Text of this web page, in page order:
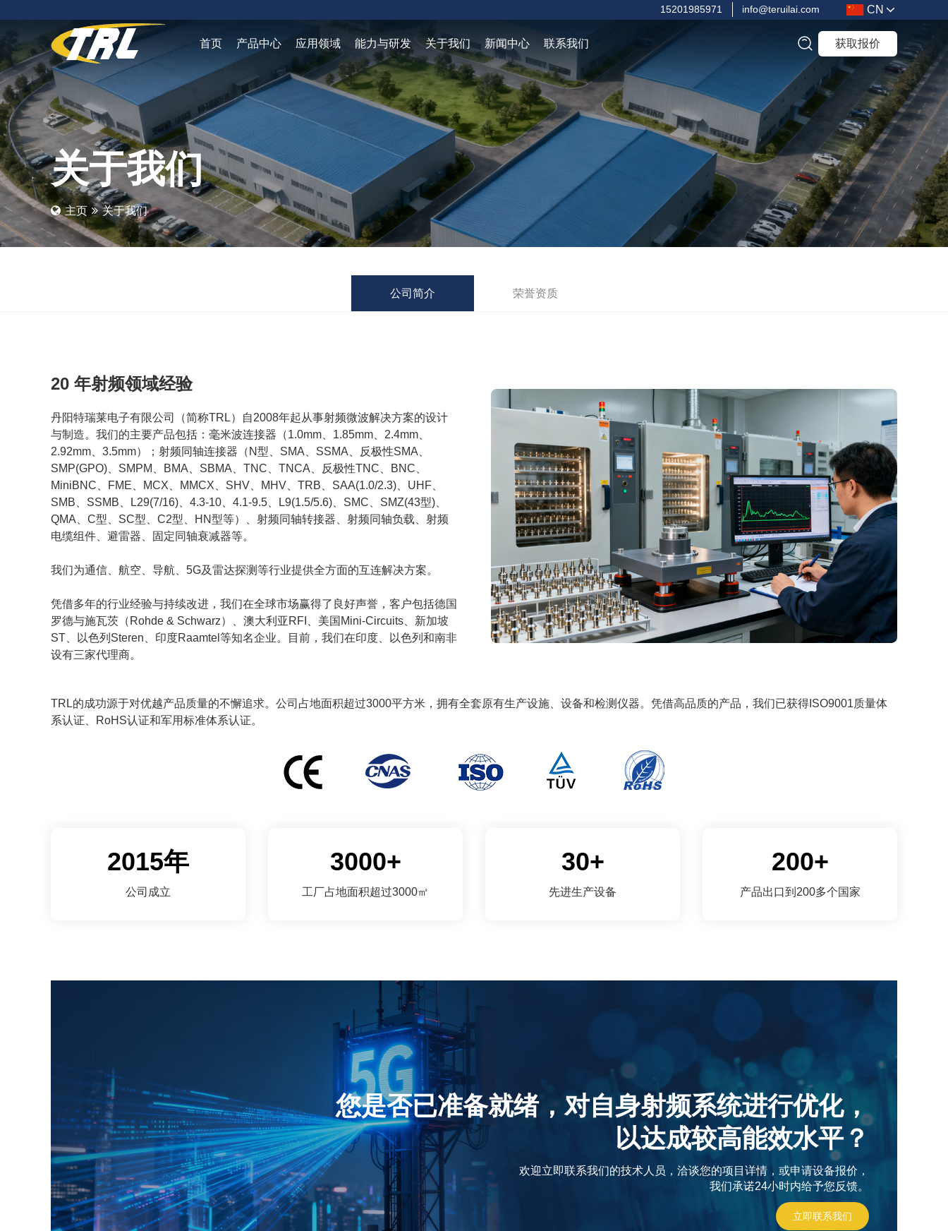
15201985971 info@teruilai.com CN
首页 产品中心 应用领域 能力与研发 关于我们 新闻中心 联系我们 获取报价
关于我们
主页 关于我们
公司简介 荣誉资质
20 年射频领域经验
丹阳特瑞莱电子有限公司（简称TRL）自2008年起从事射频微波解决方案的设计
与制造。我们的主要产品包括：毫米波连接器（1.0mm、1.85mm、2.4mm、
2.92mm、3.5mm）；射频同轴连接器（N型、SMA、SSMA、反极性SMA、
SMP(GPO)、SMPM、BMA、SBMA、TNC、TNCA、反极性TNC、BNC、
MiniBNC、FME、MCX、MMCX、SHV、MHV、TRB、SAA(1.0/2.3)、UHF、
SMB、SSMB、L29(7/16)、4.3-10、4.1-9.5、L9(1.5/5.6)、SMC、SMZ(43型)、
QMA、C型、SC型、C2型、HN型等）、射频同轴转接器、射频同轴负载、射频
电缆组件、避雷器、固定同轴衰减器等。
我们为通信、航空、导航、5G及雷达探测等行业提供全方面的互连解决方案。
凭借多年的行业经验与持续改进，我们在全球市场赢得了良好声誉，客户包括德国
罗德与施瓦茨（Rohde & Schwarz）、澳大利亚RFI、美国Mini-Circuits、新加坡
ST、以色列Steren、印度Raamtel等知名企业。目前，我们在印度、以色列和南非
设有三家代理商。
TRL的成功源于对优越产品质量的不懈追求。公司占地面积超过3000平方米，拥有全套原有生产设施、设备和检测仪器。凭借高品质的产品，我们已获得ISO9001质量体
系认证、RoHS认证和军用标准体系认证。
2015年
公司成立
3000+
工厂占地面积超过3000㎡
30+
先进生产设备
200+
产品出口到200多个国家
您是否已准备就绪，对自身射频系统进行优化，
以达成较高能效水平？
欢迎立即联系我们的技术人员，洽谈您的项目详情，或申请设备报价，
我们承诺24小时内给予您反馈。
立即联系我们